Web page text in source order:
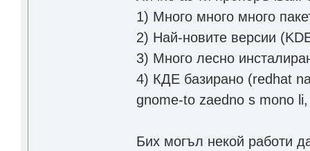
1) Много много много
2) Най-новите версии
3) Много лесно
4) КДЕ базирано (redhat
gnome-to zaedno s mono
Бих могъл некой работи